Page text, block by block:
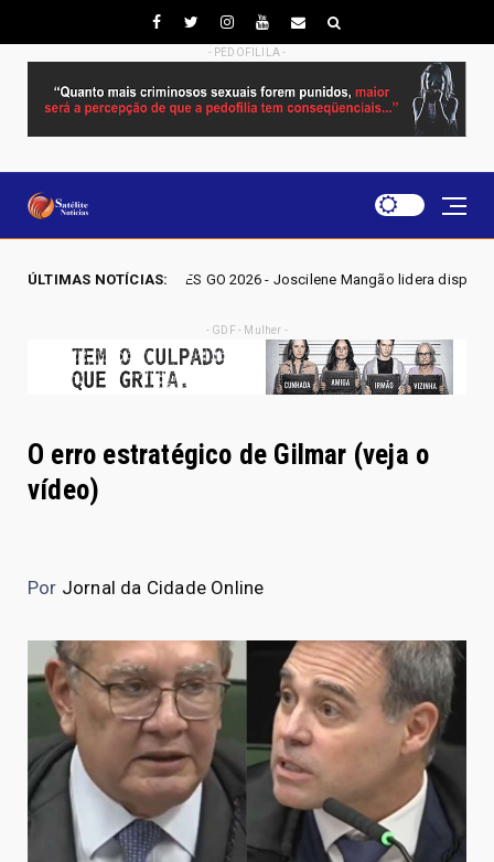
- PEDOFILILA -
ÚLTIMAS NOTÍCIAS:
ELEIÇÕES GO 2026 - Joscilene Mangão lidera disputa por vaga na
- GDF - Mulher -
O erro estratégico de Gilmar (veja o
vídeo)
Por Jornal da Cidade Online